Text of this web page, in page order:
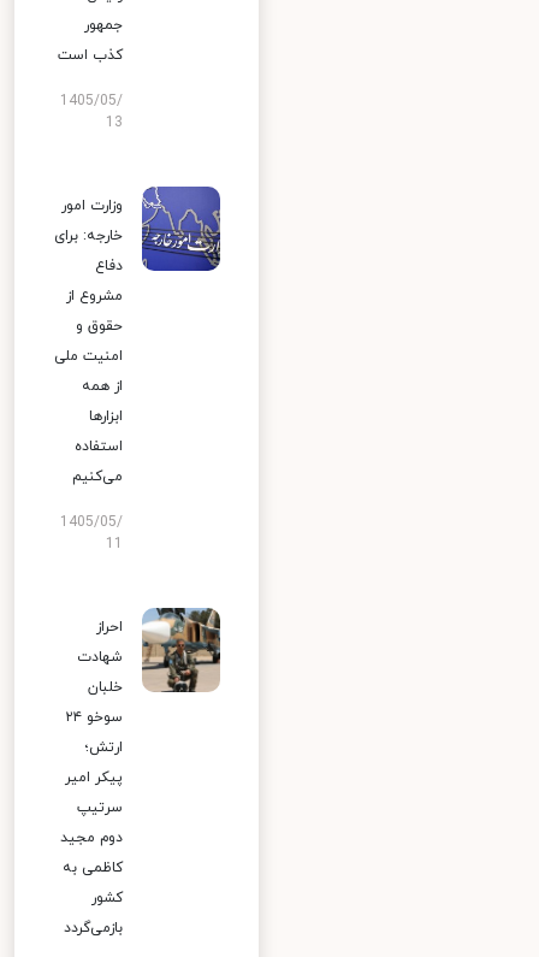
جمهور
کذب است
1405/05/
13
وزارت امور
خارجه: برای
دفاع
مشروع از
حقوق و
امنیت ملی
از همه
ابزارها
استفاده
می‌کنیم
1405/05/
احراز
شهادت
خلبان
سوخو ۲۴
ارتش؛
پیکر امیر
سرتیپ
دوم مجید
کاظمی به
کشور
بازمی‌گردد